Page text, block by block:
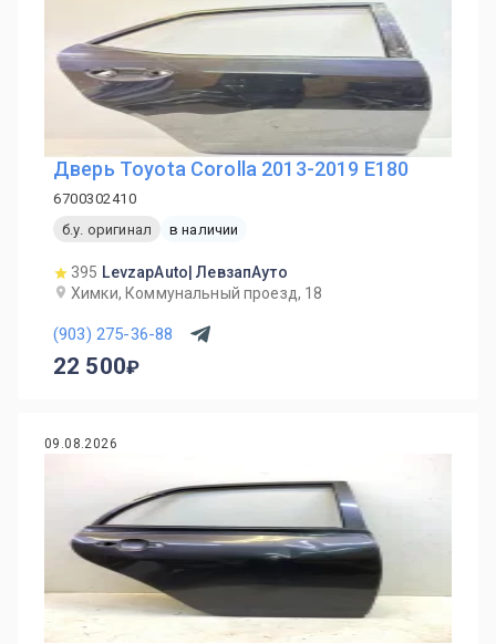
Дверь Toyota Corolla 2013-2019 E180
6700302410
б.у. оригинал
в наличии
395 LevzapAuto| ЛевзапАуто
Химки, Коммунальный проезд, 18
(903) 275-36-88
22 500
09.08.2026